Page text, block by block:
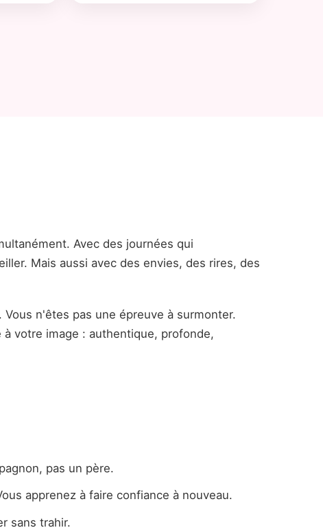
Avec des journées qui
Mais aussi avec des envies, des rires, des
n'êtes pas une épreuve à surmonter.
votre image : authentique, profonde,
pas un père.
apprenez à faire confiance à nouveau.
sans trahir.